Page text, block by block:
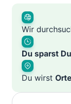
Wir
Du sparst
Du wirst